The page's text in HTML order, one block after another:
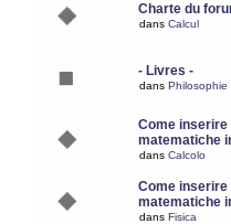
Charte du
dans Calcul
- Livres -
dans Philosophie
Come
matematiche
dans Calcolo
Come
matematiche
dans Fisica